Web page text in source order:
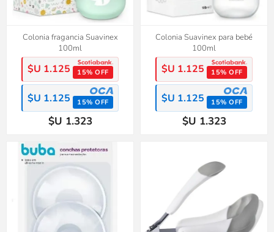
Colonia fragancia Suavinex
100ml
$U 1.125 15% OFF
$U 1.125 15% OFF
$U 1.323
Colonia Suavinex para bebé
100ml
$U 1.125 15% OFF
$U 1.125 15% OFF
$U 1.323